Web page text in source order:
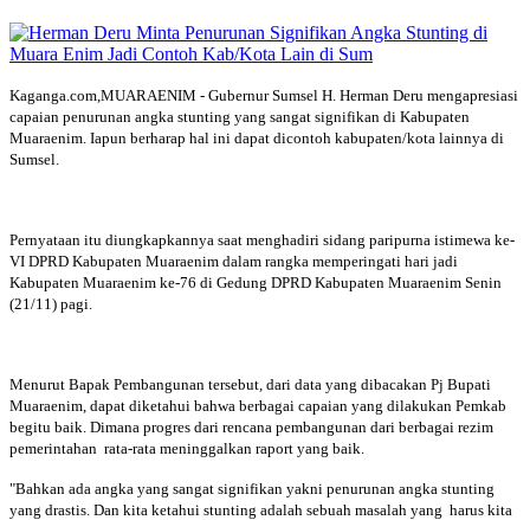
Kaganga.com,MUARAENIM - Gubernur Sumsel H. Herman Deru mengapresiasi
capaian penurunan angka stunting yang sangat signifikan di Kabupaten
Muaraenim. Iapun berharap hal ini dapat dicontoh kabupaten/kota lainnya di
Sumsel.
Pernyataan itu diungkapkannya saat menghadiri sidang paripurna istimewa ke-
VI DPRD Kabupaten Muaraenim dalam rangka memperingati hari jadi
Kabupaten Muaraenim ke-76 di Gedung DPRD Kabupaten Muaraenim Senin
(21/11) pagi.
Menurut Bapak Pembangunan tersebut, dari data yang dibacakan Pj Bupati
Muaraenim, dapat diketahui bahwa berbagai capaian yang dilakukan Pemkab
begitu baik. Dimana progres dari rencana pembangunan dari berbagai rezim
pemerintahan rata-rata meninggalkan raport yang baik.
"Bahkan ada angka yang sangat signifikan yakni penurunan angka stunting
yang drastis. Dan kita ketahui stunting adalah sebuah masalah yang harus kita